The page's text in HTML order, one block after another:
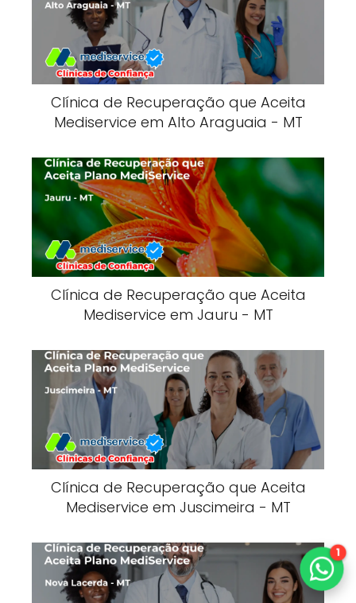
Clínica de Recuperação que Aceita
Mediservice em Alto Araguaia - MT
Clínica de Recuperação que Aceita
Mediservice em Jauru - MT
Clínica de Recuperação que Aceita
Mediservice em Juscimeira - MT
1